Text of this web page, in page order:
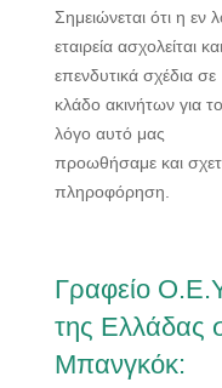
Σημειώνεται ότι η εν
εταιρεία ασχολείται
επενδυτικά σχέδια σε
κλάδο ακινήτων για το
λόγο αυτό μας
προωθήσαμε και
πληροφόρηση.
Γραφείο
της Ελλάδας
Μπανγκόκ: